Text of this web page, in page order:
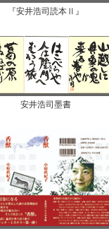
『安井浩司読本Ⅱ』
安井浩司墨書